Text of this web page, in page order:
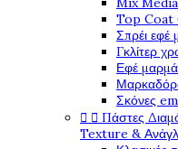
Top Coat
Σπρέι
Γκλίτερ
Εφέ
Σκόνες
  Πάστες
Texture &